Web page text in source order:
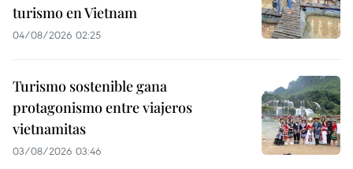
turismo en Vietnam
04/08/2026 02:25
Turismo sostenible gana
protagonismo entre viajeros
vietnamitas
03/08/2026 03:46